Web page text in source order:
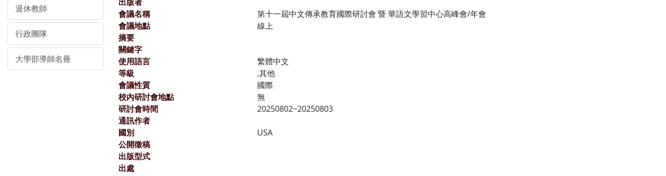
退休教師
行政團隊
大學部導師名冊
會議名稱
第十一屆中文傳承教育國際研討會 暨 華語文學習中心高峰會/年會
會議地點
線上
摘要
關鍵字
使用語言
繁體中文
等級
,其他
會議性質
國際
校內研討會地點
無
研討會時間
20250802~20250803
通訊作者
國別
USA
公開徵稿
出版型式
出處